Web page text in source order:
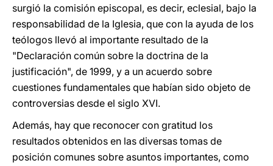
surgió la comisión episcopal, es decir, eclesial, bajo la
responsabilidad de la Iglesia, que con la ayuda de los
teólogos llevó al importante resultado de la
"Declaración común sobre la doctrina de la
justificación", de 1999, y a un acuerdo sobre
cuestiones fundamentales que habían sido objeto de
controversias desde el siglo XVI.
Además, hay que reconocer con gratitud los
resultados obtenidos en las diversas tomas de
posición comunes sobre asuntos importantes, como